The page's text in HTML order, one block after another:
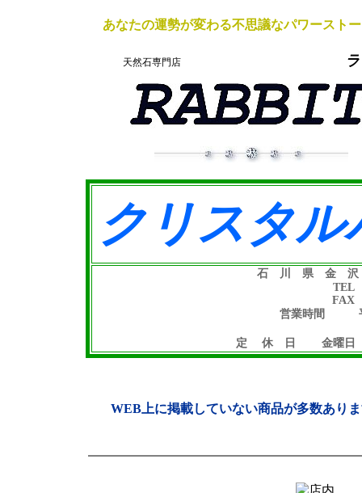
あなたの運勢が変わる不思議なパワースト
天然石専門店
クリスタ
石 川 県 金
TEL
営業時間
定 休 日
WEB上に掲載していない商品が多数あり